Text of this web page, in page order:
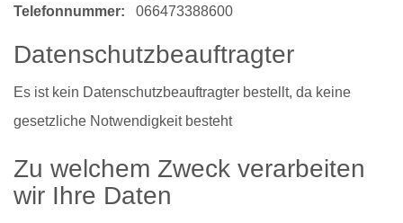
Telefonnummer:
066473388600
Datenschutzbeauftragter
Es ist kein Datenschutzbeauftragter bestellt, da keine
gesetzliche Notwendigkeit besteht
Zu welchem Zweck verarbeiten
wir Ihre Daten